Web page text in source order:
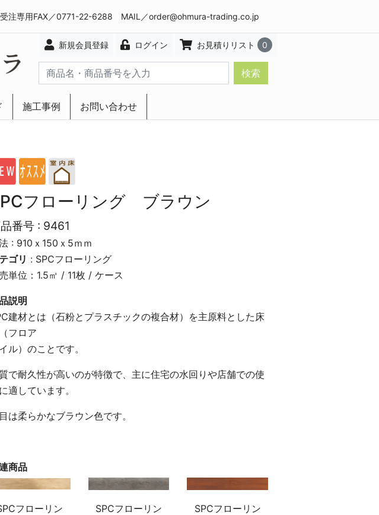
注専用FAX／0771-22-6288 MAIL／order@ohmura-trading.co.jp
新規会員登録 ログイン お見積りリスト 0
検索
施工事例 お問い合わせ
フローリング ブラウン
番号 : 9461
: 910ｘ150ｘ5ｍｍ
ゴリ : SPCフローリング
単位：1.5㎡ / 11枚 / ケース
説明
建材とは（石粉とプラスチックの複合材）を主原料とした床
フロア
ル）のことです。
で耐久性が高いのが特徴で、主に住宅の水回りや店舗での使
適しています。
は柔らかなブラウン色です。
商品
フローリン
SPCフローリン
SPCフローリン